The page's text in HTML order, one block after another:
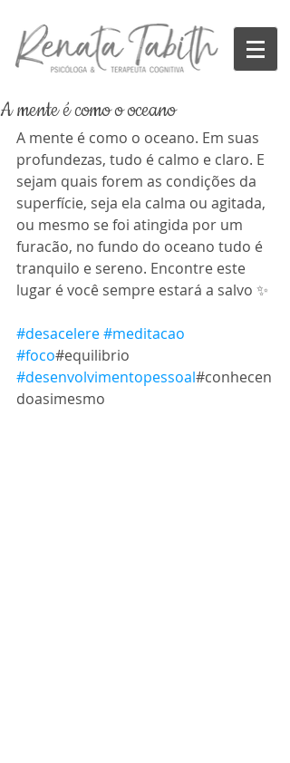
A mente é como o oceano
A mente é como o oceano. Em suas
profundezas, tudo é calmo e claro. E
sejam quais forem as condições da
superfície, seja ela calma ou agitada,
ou mesmo se foi atingida por um
furacão, no fundo do oceano tudo é
tranquilo e sereno. Encontre este
lugar é você sempre estará a salvo ✨
#desacelere#meditacao
#foco#equilibrio
#desenvolvimentopessoal#conhecen
doasimesmo